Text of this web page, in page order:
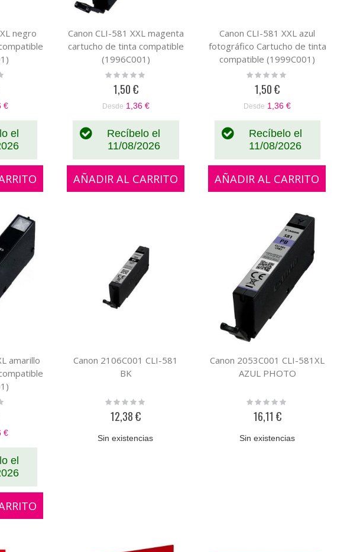
negro
€
el
Canon CLI-581 XXL magenta
cartucho de tinta compatible
(1996C001)
Rating:
1,50 €
Desde 1,36 €
Recíbelo el
11/08/2026
AÑADIR AL CARRITO
Canon CLI-581 XXL azul
fotográfico Cartucho de tinta
compatible (1999C001)
Rating:
1,50 €
Desde 1,36 €
Recíbelo el
11/08/2026
AÑADIR AL CARRITO
amarillo
€
el
Canon 2106C001 CLI-581
BK
Rating:
12,38 €
Sin existencias
Canon 2053C001 CLI-581XL
AZUL PHOTO
Rating:
16,11 €
Sin existencias